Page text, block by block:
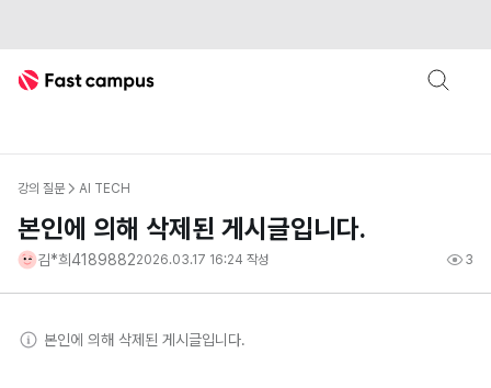
Fast Campus
강의 질문 AI TECH
본인에 의해 삭제된 게시글입니다.
김*희41898822026.03.17 16:24 작성 3
본인에 의해 삭제된 게시글입니다.